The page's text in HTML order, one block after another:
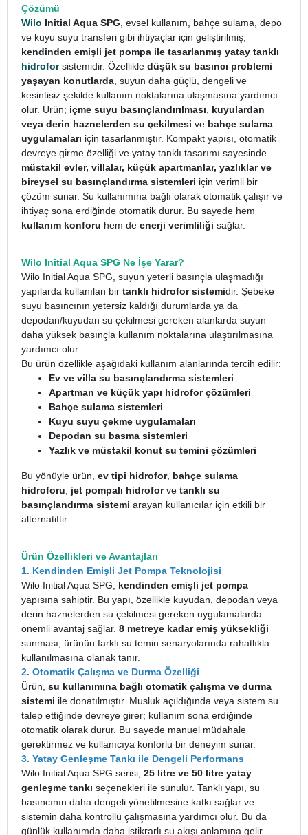
Çözümü
Wilo Initial Aqua SPG , evsel kullanım, bahçe sulama, depo
ve kuyu suyu transferi gibi ihtiyaçlar için geliştirilmiş,
kendinden emişli jet pompa ile tasarlanmış yatay tanklı
hidroforsistemidir. Özellikle düşük su basıncı problemi
yaşayan konutlarda , suyun daha güçlü, dengeli ve
kesintisiz şekilde kullanım noktalarına ulaşmasına yardımcı
olur. Ürün; içme suyu basınçlandırılması
kuyulardan
veya derin haznelerden su çekilmesi ve bahçe sulama
uygulamaları için tasarlanmıştır. Kompakt yapısı, otomatik
devreye girme özelliği ve yatay tanklı tasarımı sayesinde
müstakil evler, villalar, küçük apartmanlar, yazlıklar ve
bireysel su basınçlandırma sistemleri için verimli bir
çözüm sunar. Su kullanımına bağlı olarak otomatik çalışır ve
ihtiyaç sona erdiğinde otomatik durur. Bu sayede hem
kullanım konforu hem de enerji verimliliği sağlar.
Wilo Initial Aqua SPG Ne İşe Yarar?
Wilo Initial Aqua SPG, suyun yeterli basınçla ulaşmadığı
yapılarda kullanılan bir tanklı hidrofor sistemidir. Şebeke
suyu basıncının yetersiz kaldığı durumlarda ya da
depodan/kuyudan su çekilmesi gereken alanlarda suyun
daha yüksek basınçla kullanım noktalarına ulaştırılmasına
yardımcı olur.
Bu ürün özellikle aşağıdaki kullanım alanlarında tercih edilir:
Ev ve villa su basınçlandırma sistemleri
Apartman ve küçük yapı hidrofor çözümleri
Bahçe sulama sistemleri
Kuyu suyu çekme uygulamaları
Depodan su basma sistemleri
Yazlık ve müstakil konut su temini çözümleri
Bu yönüyle ürün, ev tipi hidrofor, bahçe sulama
hidroforu
jet pompalı hidroforve tanklı su
basınçlandırma sistemi arayan kullanıcılar için etkili bir
alternatiftir.
Ürün Özellikleri ve Avantajları
1. Kendinden Emişli Jet Pompa Teknolojisi
Wilo Initial Aqua SPG, kendinden emişli jet pompa
yapısına sahiptir. Bu yapı, özellikle kuyudan, depodan veya
derin haznelerden su çekilmesi gereken uygulamalarda
önemli avantaj sağlar. 8 metreye kadar emiş yüksekliği
sunması, ürünün farklı su temin senaryolarında rahatlıkla
kullanılmasına olanak tanır.
2. Otomatik Çalışma ve Durma Özelliği
Ürün, su kullanımına bağlı otomatik çalışma ve durma
sistemi ile donatılmıştır. Musluk açıldığında veya sistem su
talep ettiğinde devreye girer; kullanım sona erdiğinde
otomatik olarak durur. Bu sayede manuel müdahale
gerektirmez ve kullanıcıya konforlu bir deneyim sunar.
3. Yatay Genleşme Tankı ile Dengeli Performans
Wilo Initial Aqua SPG serisi, 25 litre ve 50 litre yatay
genleşme tankı seçenekleri ile sunulur. Tanklı yapı, su
basıncının daha dengeli yönetilmesine katkı sağlar ve
sistemin daha kontrollü çalışmasına yardımcı olur. Bu da
günlük kullanımda daha istikrarlı su akışı anlamına gelir.